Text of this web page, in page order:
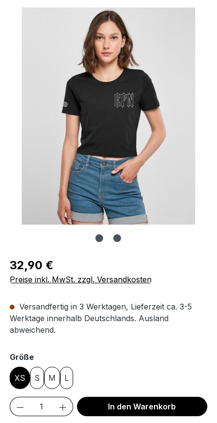
Bildergalerie überspringen
Regulärer Preis:
32,90 €
Preise inkl. MwSt. zzgl. Versandkosten
Versandfertig in 3 Werktagen, Lieferzeit ca. 3-5
Werktage innerhalb Deutschlands. Ausland
abweichend.
Größeauswählen
XS S M L
Produkt Anzahl: Gib den gewünschten
In den Warenkorb